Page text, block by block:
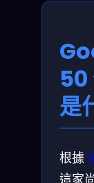
50
是
根據
這家